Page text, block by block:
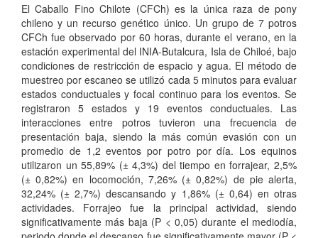
El Caballo Fino Chilote (CFCh) es la única raza de pony
chileno y un recurso genético único. Un grupo de 7 potros
CFCh fue observado por 60 horas, durante el verano, en la
estación experimental del INIA-Butalcura, Isla de Chiloé, bajo
condiciones de restricción de espacio y agua. El método de
muestreo por escaneo se utilizó cada 5 minutos para evaluar
estados conductuales y focal continuo para los eventos. Se
registraron 5 estados y 19 eventos conductuales. Las
interacciones entre potros tuvieron una frecuencia de
presentación baja, siendo la más común evasión con un
promedio de 1,2 eventos por potro por día. Los equinos
utilizaron un 55,89% (± 4,3%) del tiempo en forrajear, 2,5%
(± 0,82%) en locomoción, 7,26% (± 0,82%) de pie alerta,
32,24% (± 2,7%) descansando y 1,86% (± 0,64) en otras
actividades. Forrajeo fue la principal actividad, siendo
significativamente más baja (P < 0,05) durante el mediodía,